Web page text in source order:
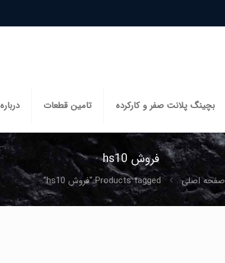
بچینگ پلانت صفر و کارکرده تامین قطعات
فروش hs10
صفحه اصلی Products tagged “فروش hs10”